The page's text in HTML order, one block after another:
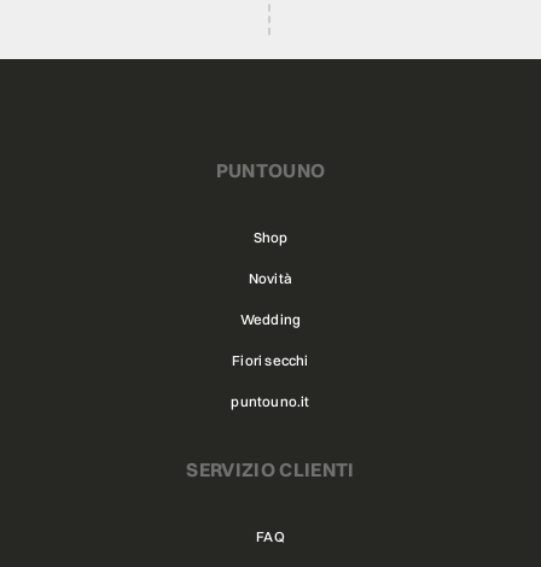
PUNTOUNO
Shop
Novità
Wedding
Fiori secchi
puntouno.it
SERVIZIO CLIENTI
FAQ